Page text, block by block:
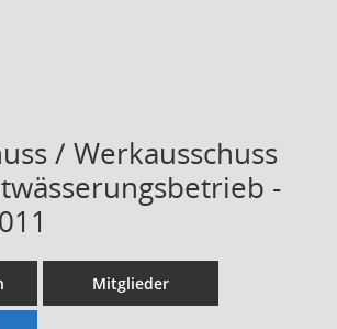
/ Werkausschuss
-
Mitglieder